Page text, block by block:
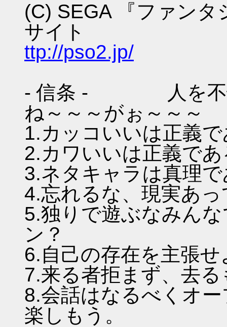
(C) SEGA 『ファン
サイト
ttp://pso2.jp/
- 信条 - 人を不快
ね～～～がぉ～～～
1.カッコいいは正義
2.カワいいは正義で
3.ネタキャラは真理
4.忘れるな、現実あ
5.独りで遊ぶなみん
ン？
6.自己の存在を主張
7.来る者拒まず、去
8.会話はなるべくオ
楽しもう。